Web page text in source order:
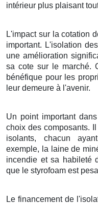
intérieur plus plaisant
L'impact sur la cotation
important. L'isolation
une amélioration
sa cote sur le marché.
bénéfique pour les
leur demeure à l'avenir.
Un point important
choix des composants.
isolants, chacun
exemple, la laine de
incendie et sa habileté
que le styrofoam est
Le financement de